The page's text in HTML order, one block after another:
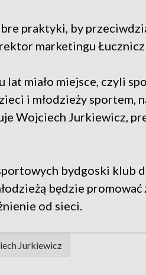
praktyki, by
marketingu
miało miejsce, czyli
i młodzieży sportem,
Wojciech Jurkiewicz,
bydgoski klub
będzie promować
od sieci.
Jurkiewicz